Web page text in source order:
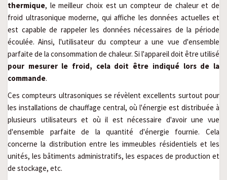
thermique, le meilleur choix est un compteur de chaleur et de
froid ultrasonique moderne, qui affiche les données actuelles et
est capable de rappeler les données nécessaires de la période
écoulée. Ainsi, l'utilisateur du compteur a une vue d'ensemble
parfaite de la consommation de chaleur. Si l'appareil doit être utilisé
pour mesurer le froid, cela doit être indiqué lors de la
commande.
Ces compteurs ultrasoniques se révèlent excellents surtout pour
les installations de chauffage central, où l'énergie est distribuée à
plusieurs utilisateurs et où il est nécessaire d'avoir une vue
d'ensemble parfaite de la quantité d'énergie fournie. Cela
concerne la distribution entre les immeubles résidentiels et les
unités, les bâtiments administratifs, les espaces de production et
de stockage, etc.